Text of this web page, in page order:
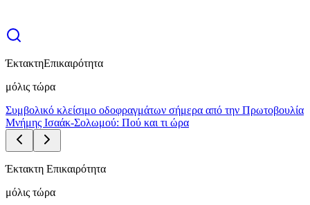
ΈκτακτηΕπικαιρότητα
μόλις τώρα
Συμβολικό κλείσιμο οδοφραγμάτων σήμερα από την Πρωτοβουλία
Μνήμης Ισαάκ-Σολωμού: Πού και τι ώρα
Έκτακτη Επικαιρότητα
μόλις τώρα